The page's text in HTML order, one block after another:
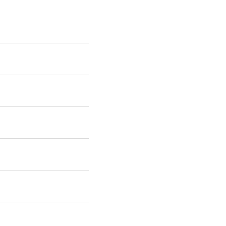
Probepaket selbst
in der Ihr alle
So kannst du es
Uns einfach
desto
den Konfigurator.
Kreativität freien Lauf
Informationen,
Zusätzlich bieten wir
abgeschlossen
WhatsApp